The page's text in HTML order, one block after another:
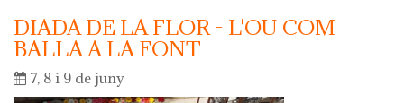
DIADA DE LA FLOR - L'OU COM
BALLA A LA FONT
7, 8 i 9 de juny